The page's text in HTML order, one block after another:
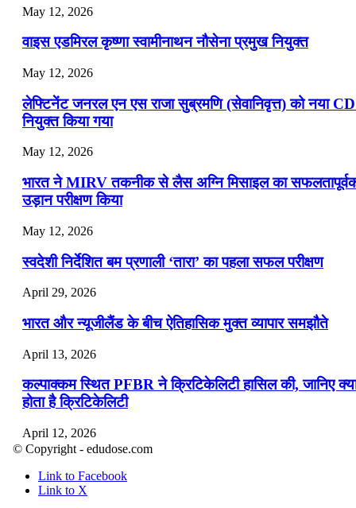
May 12, 2026
वाइस एडमिरल कृष्णा स्वामीनाथन नौसेना प्रमुख नियुक्त
May 12, 2026
लेफ्टिनेंट जनरल एन एस राजा सुब्रमणि (सेवानिवृत्त) को नया
नियुक्त किया गया
May 12, 2026
भारत ने MIRV तकनीक से लैस अग्नि मिसाइल का
उड़ान परीक्षण किया
May 12, 2026
स्वदेशी निर्देशित बम प्रणाली ‘तारा’ का पहला सफल परीक्षण
April 29, 2026
भारत और न्यूजीलैंड के बीच ऐतिहासिक मुक्त व्यापार समझौते
April 13, 2026
कल्पाक्कम स्थित PFBR ने क्रिटिकेलिटी हासिल की, जानिए
होता है क्रिटिकेलिटी
April 12, 2026
April 9, 2026
© Copyright - edudose.com
Link to Facebook
Link to X